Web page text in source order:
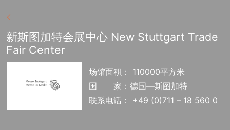
新斯图加特会展中心 New Stuttgart Trade
Fair Center
场馆面积： 110000平方米
国
家：德国—斯图加特
联系电话： +49 (0)711 – 18 560 0